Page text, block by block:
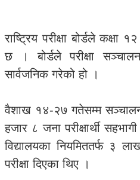
राष्ट्रिय परीक्षा बोर्डले कक्षा
छ । बोर्डले परीक्षा
सार्वजनिक गरेको हो ।
वैशाख १४-२७ गतेसम्म सञ्चालन
हजार ८ जना परीक्षार्थी
विद्यालयका नियमिततर्फ ३
परीक्षा दिएका थिए ।